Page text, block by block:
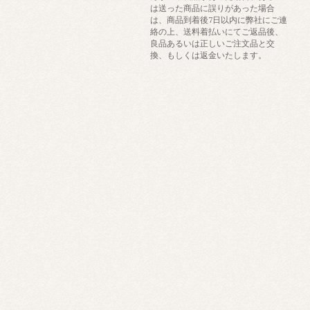
は送った商品に誤りがあった場合
は、商品到着後7日以内に弊社にご連
絡の上、送料着払いにてご返品後、
良品あるいは正しいご注文品と交
換、もしくは返金いたします。